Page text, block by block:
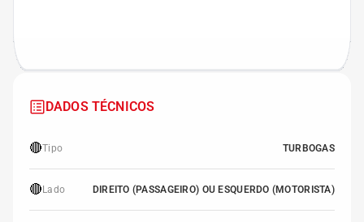
DADOS TÉCNICOS
🔴Tipo TURBOGAS
🔴 Lado DIREITO (PASSAGEIRO) OU ESQUERDO (MOTORISTA)